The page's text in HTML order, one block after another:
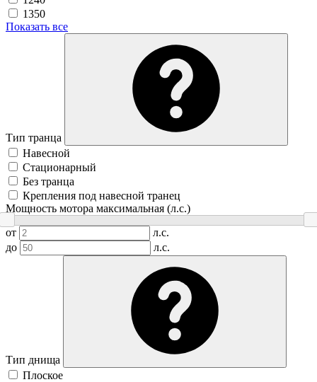
1350
Показать все
Тип транца
Навесной
Стационарный
Без транца
Крепления под навесной транец
Мощность мотора максимальная (л.с.)
от
л.с.
до
л.с.
Тип днища
Плоское